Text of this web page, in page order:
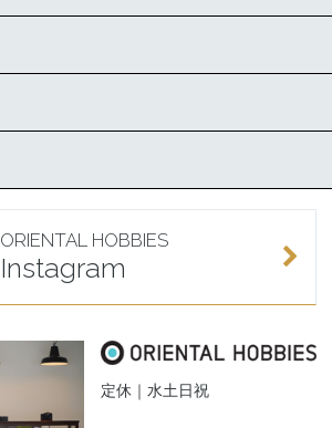
ORIENTAL HOBBIES
Instagram
定休｜水土日祝